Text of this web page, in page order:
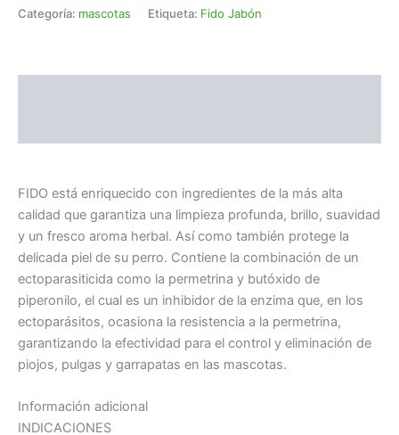
Categoría: mascotas Etiqueta: Fido Jabón
FIDO está enriquecido con ingredientes de la más alta
calidad que garantiza una limpieza profunda, brillo, suavidad
y un fresco aroma herbal. Así como también protege la
delicada piel de su perro. Contiene la combinación de un
ectoparasiticida como la permetrina y butóxido de
piperonilo, el cual es un inhibidor de la enzima que, en los
ectoparásitos, ocasiona la resistencia a la permetrina,
garantizando la efectividad para el control y eliminación de
piojos, pulgas y garrapatas en las mascotas.
Información adicional
INDICACIONES